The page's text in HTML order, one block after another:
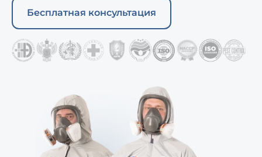
Бесплатная консультация